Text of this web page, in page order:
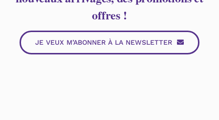
offres !
JE VEUX M’ABONNER À LA NEWSLETTER